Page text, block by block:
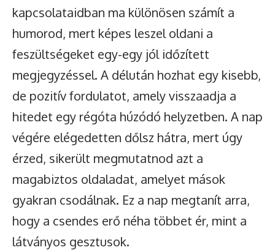
kapcsolataidban ma különösen számít a
humorod, mert képes leszel oldani a
feszültségeket egy-egy jól időzített
megjegyzéssel. A délután hozhat egy kisebb,
de pozitív fordulatot, amely visszaadja a
hitedet egy régóta húzódó helyzetben. A nap
végére elégedetten dőlsz hátra, mert úgy
érzed, sikerült megmutatnod azt a
magabiztos oldaladat, amelyet mások
gyakran csodálnak. Ez a nap megtanít arra,
hogy a csendes erő néha többet ér, mint a
látványos gesztusok.